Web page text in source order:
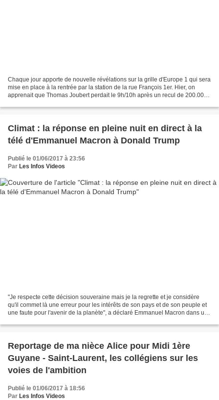
Chaque jour apporte de nouvelle révélations sur la grille d'Europe 1 qui sera
mise en place à la rentrée par la station de la rue François 1er. Hier, on
apprenait que Thomas Joubert perdait le 9h/10h après un recul de 200.000
Climat : la réponse en pleine nuit en direct à la
télé d'Emmanuel Macron à Donald Trump
Publié le 01/06/2017 à 23:56
Par Les Infos Videos
"Je respecte cette décision souveraine mais je la regrette et je considère
qu'il commet là une erreur pour les intérêts de son pays et de son peuple et
une faute pour l'avenir de la planète", a déclaré Emmanuel Macron dans une
Reportage de ma nièce Alice pour Midi 1ère
Guyane - Saint-Laurent, les collégiens sur les
voies de l'ambition
Publié le 01/06/2017 à 18:56
Par Les Infos Videos